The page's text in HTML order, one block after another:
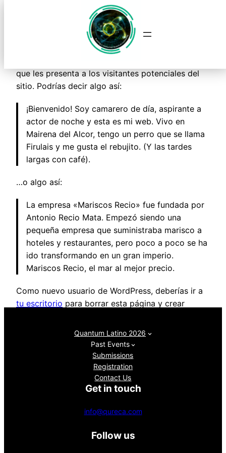
Esta es una página de ejemplo. Es diferente a una
entrada del blog porque permanecerá en un solo
lugar y aparecerá en la navegación de tu sitio (en
la mayoría de los temas). La mayoría de las
que les presenta a los visitantes potenciales del
sitio. Podrías decir algo así:
¡Bienvenido! Soy camarero de día, aspirante a
actor de noche y esta es mi web. Vivo en
Mairena del Alcor, tengo un perro que se llama
Firulais y me gusta el rebujito. (Y las tardes
largas con café).
…o algo así:
La empresa «Mariscos Recio» fue fundada por
Antonio Recio Mata. Empezó siendo una
pequeña empresa que suministraba marisco a
hoteles y restaurantes, pero poco a poco se ha
ido transformando en un gran imperio.
Mariscos Recio, el mar al mejor precio.
Como nuevo usuario de WordPress, deberías ir a
tu escritorio para borrar esta página y crear
Quantum Latino 2026
Past Events
Submissions
Registration
Contact Us
Get in touch
info@qureca.com
Follow us